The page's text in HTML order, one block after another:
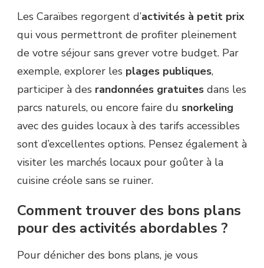
Les Caraïbes regorgent d’activités à petit prix
qui vous permettront de profiter pleinement
de votre séjour sans grever votre budget. Par
exemple, explorer les plages publiques,
participer à des randonnées gratuites dans les
parcs naturels, ou encore faire du snorkeling
avec des guides locaux à des tarifs accessibles
sont d’excellentes options. Pensez également à
visiter les marchés locaux pour goûter à la
cuisine créole sans se ruiner.
Comment trouver des bons plans
pour des activités abordables ?
Pour dénicher des bons plans, je vous